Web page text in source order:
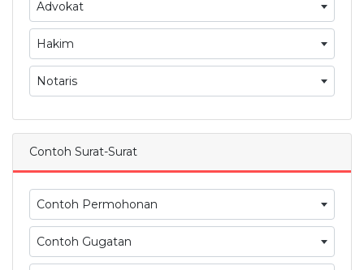
Advokat
Hakim
Notaris
Contoh Surat-Surat
Contoh Permohonan
Contoh Gugatan